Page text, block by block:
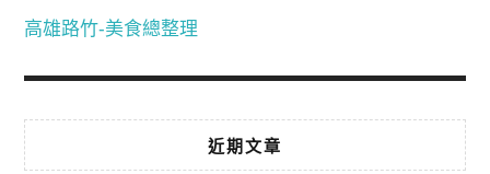
高雄路竹-美食總整理
近期文章